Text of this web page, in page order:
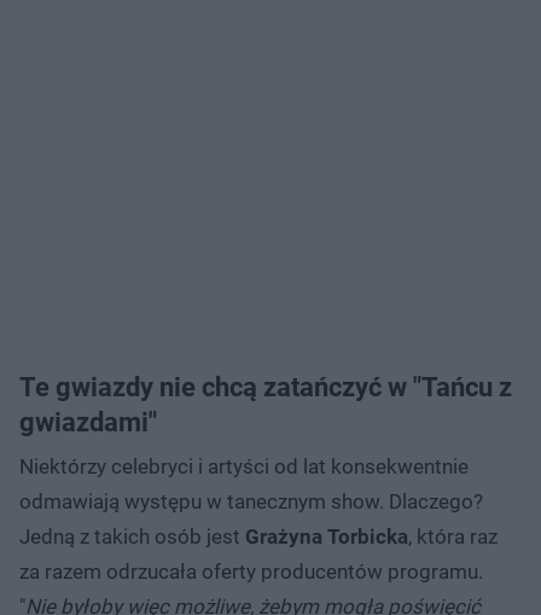
Te gwiazdy nie chcą zatańczyć w "Tańcu z
gwiazdami"
Niektórzy celebryci i artyści od lat konsekwentnie
odmawiają występu w tanecznym show. Dlaczego?
Jedną z takich osób jest Grażyna Torbicka, która raz
za razem odrzucała oferty producentów programu.
"Nie byłoby więc możliwe, żebym mogła poświęcić